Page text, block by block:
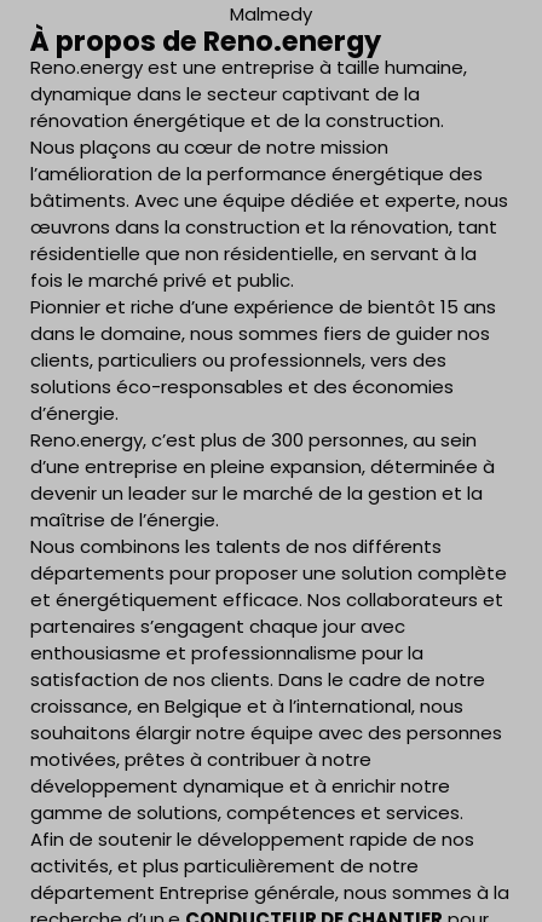
Malmedy
À propos de Reno.energy
Reno.energy est une entreprise à taille humaine,
dynamique dans le secteur captivant de la
rénovation énergétique et de la construction.
Nous plaçons au cœur de notre mission
l’amélioration de la performance énergétique des
bâtiments. Avec une équipe dédiée et experte, nous
œuvrons dans la construction et la rénovation, tant
résidentielle que non résidentielle, en servant à la
fois le marché privé et public.
Pionnier et riche d’une expérience de bientôt 15 ans
dans le domaine, nous sommes fiers de guider nos
clients, particuliers ou professionnels, vers des
solutions éco-responsables et des économies
d’énergie.
Reno.energy, c’est plus de 300 personnes, au sein
d’une entreprise en pleine expansion, déterminée à
devenir un leader sur le marché de la gestion et la
maîtrise de l’énergie.
Nous combinons les talents de nos différents
départements pour proposer une solution complète
et énergétiquement efficace. Nos collaborateurs et
partenaires s’engagent chaque jour avec
enthousiasme et professionnalisme pour la
satisfaction de nos clients. Dans le cadre de notre
croissance, en Belgique et à l’international, nous
souhaitons élargir notre équipe avec des personnes
motivées, prêtes à contribuer à notre
développement dynamique et à enrichir notre
gamme de solutions, compétences et services.
Afin de soutenir le développement rapide de nos
activités, et plus particulièrement de notre
département Entreprise générale, nous sommes à la